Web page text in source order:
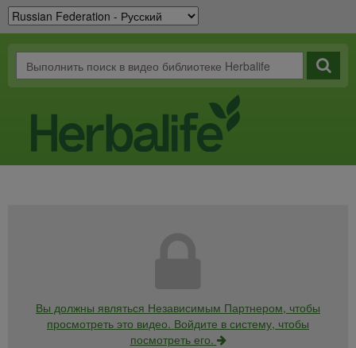
Вы должны являться Независимым Партнером, чтобы
просмотреть это видео. Войдите в систему, чтобы
посмотреть его.